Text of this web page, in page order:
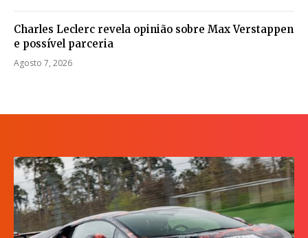
Charles Leclerc revela opinião sobre Max Verstappen
e possível parceria
Agosto 7, 2026